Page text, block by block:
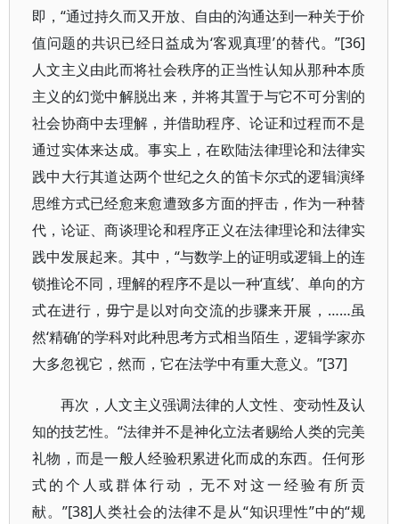
即，“通过持久而又开放、自由的沟通达到一种关于价
值问题的共识已经日益成为‘客观真理’的替代。”[36]
人文主义由此而将社会秩序的正当性认知从那种本质
主义的幻觉中解脱出来，并将其置于与它不可分割的
社会协商中去理解，并借助程序、论证和过程而不是
通过实体来达成。事实上，在欧陆法律理论和法律实
践中大行其道达两个世纪之久的笛卡尔式的逻辑演绎
思维方式已经愈来愈遭致多方面的抨击，作为一种替
代，论证、商谈理论和程序正义在法律理论和法律实
践中发展起来。其中，“与数学上的证明或逻辑上的连
锁推论不同，理解的程序不是以一种‘直线’、单向的方
式在进行，毋宁是以对向交流的步骤来开展，……虽
然‘精确’的学科对此种思考方式相当陌生，逻辑学家亦
大多忽视它，然而，它在法学中有重大意义。”[37]
再次，人文主义强调法律的人文性、变动性及认
知的技艺性。“法律并不是神化立法者赐给人类的完美
礼物，而是一般人经验积累进化而成的东西。任何形
式的个人或群体行动，无不对这一经验有所贡
献。”[38]人类社会的法律不是从“知识理性”中的“规